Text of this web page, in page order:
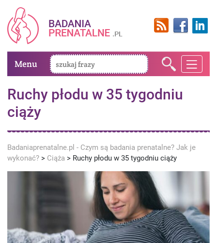
Menu
Ruchy płodu w 35 tygodniu
ciąży
Badaniaprenatalne.pl - Czym są badania prenatalne? Jak je
wykonać? > Ciąża > Ruchy płodu w 35 tygodniu ciąży